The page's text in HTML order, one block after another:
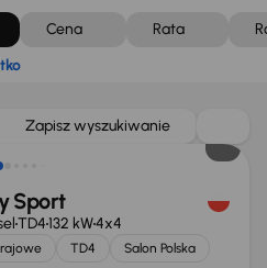
Cena Rata
Zapisz wyszukiwanie
Sport
TD4132 kW4x4
TD4
Salon Polska